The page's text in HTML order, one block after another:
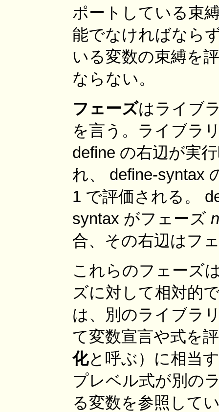
ポートしている束
能でなければなら
いる変数の束縛を
ならない。
フェーズはライブ
を言う。ライブラ
define の右辺が実
れ、 define-syntax
1 で評価される。
syntax がフェーズ n
合、その右辺はフ
これらのフェーズ
ズに対して相対的
は、別のライブラ
て変数宣言や式を
化と呼ぶ）に相当
プレベル式が別の
る変数を参照して